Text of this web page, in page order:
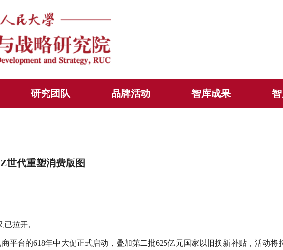
研究团队 品牌活动 智库成果
世代重塑消费版图
拉开。
平台的618年中大促正式启动，叠加第二批625亿元国家以旧换新补贴，活动将